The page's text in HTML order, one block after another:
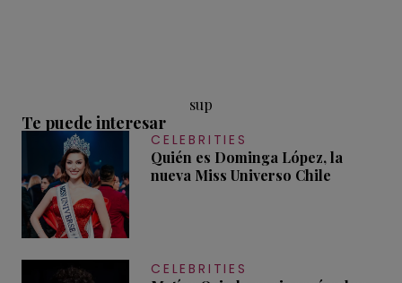
sup
Te puede interesar
CELEBRITIES
Quién es Dominga López, la
nueva Miss Universo Chile
CELEBRITIES